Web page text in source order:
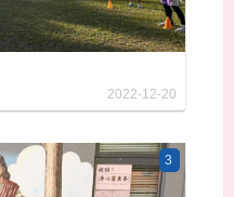
2022-12-20
3